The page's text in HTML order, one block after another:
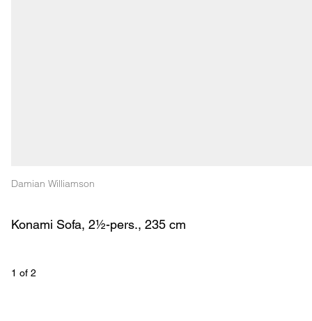
Damian Williamson
Konami Sofa, 2½-pers., 235 cm
1 of 2